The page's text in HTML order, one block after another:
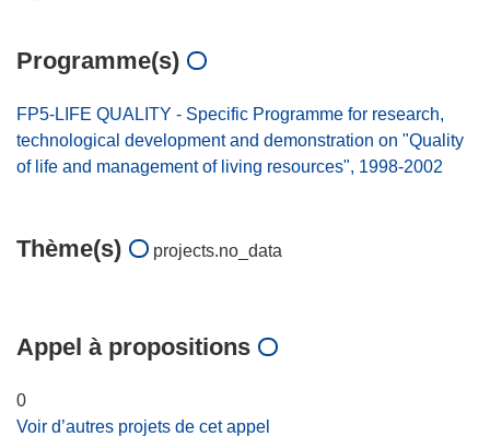
Programme(s)
FP5-LIFE QUALITY - Specific Programme for research,
technological development and demonstration on "Quality
of life and management of living resources", 1998-2002
Thème(s) projects.no_data
Appel à propositions
0
Voir d’autres projets de cet appel